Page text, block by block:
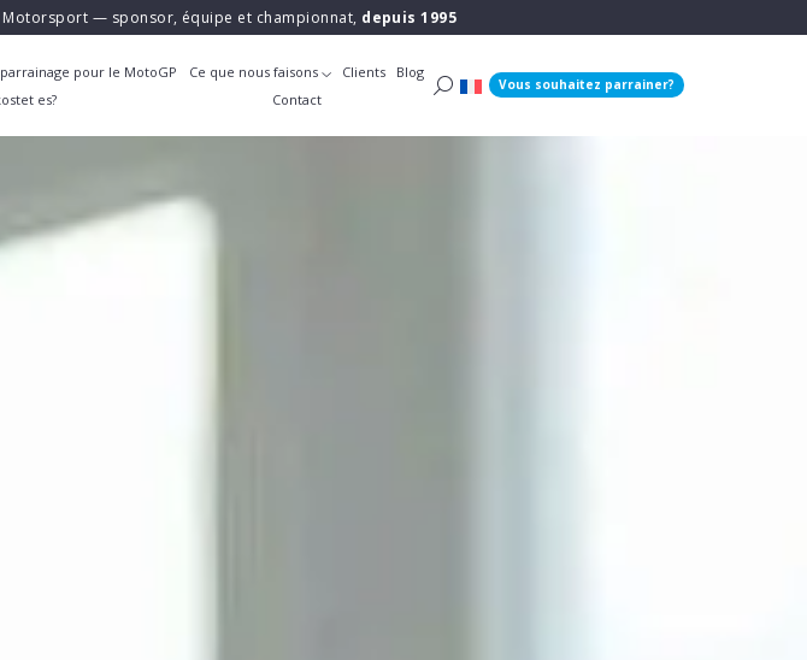
Motorsport — sponsor, équipe et championnat, depuis 1995
pour le MotoGP Ce que nous faisons Clients
Blog
es? Contact
Vous souhaitez parrainer?